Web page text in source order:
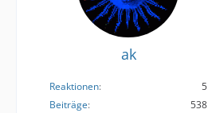
ak
Reaktionen
5
Beiträge
538